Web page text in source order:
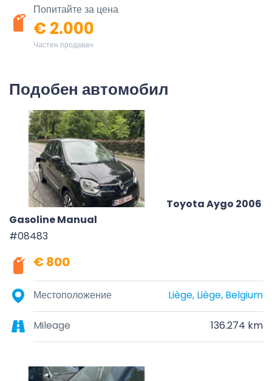
Попитайте за цена
€ 2.000
Частен продавач
Подобен автомобил
Toyota Aygo 2006
Gasoline Manual
#08483
€ 800
Местоположение Liège, Liège, Belgium
Mileage 136.274 km